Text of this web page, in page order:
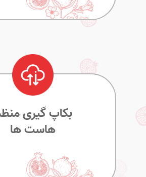
بکاپ گیری
هاست ها